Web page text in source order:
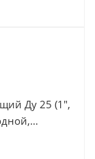
Ду 25 (1",